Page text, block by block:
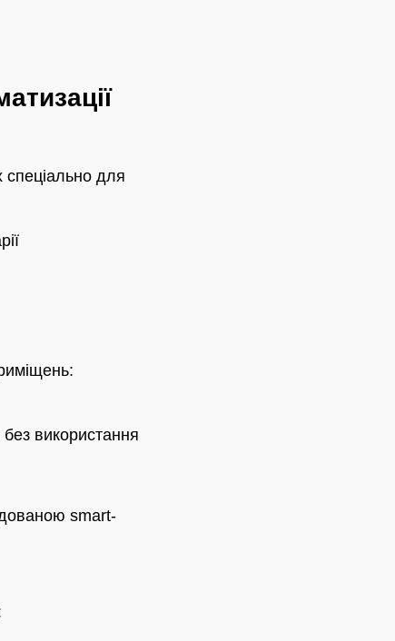
спеціально для
використання
smart-